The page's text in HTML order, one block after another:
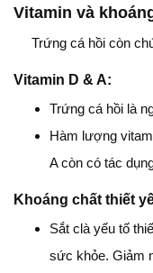
Vitamin và
Trứng cá hồi còn
Vitamin D & A:
Trứng cá hồi là
Hàm lượng
A còn có tác
Khoáng chất thiết
Sắt clà yếu tố
sức khỏe. Giảm